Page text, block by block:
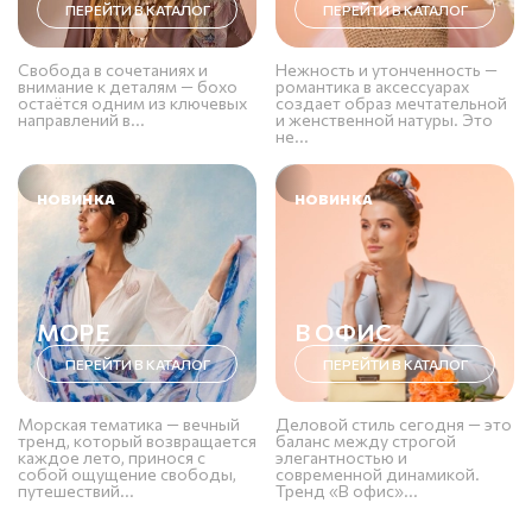
ПЕРЕЙТИ В КАТАЛОГ
Свобода в сочетаниях и
внимание к деталям — бохо
остаётся одним из ключевых
направлений в...
ПЕРЕЙТИ В КАТАЛОГ
Нежность и утонченность —
романтика в аксессуарах
создает образ мечтательной
и женственной натуры. Это
не...
НОВИНКА
МОРЕ
ПЕРЕЙТИ В КАТАЛОГ
Морская тематика — вечный
тренд, который возвращается
каждое лето, принося с
собой ощущение свободы,
путешествий...
НОВИНКА
В ОФИС
ПЕРЕЙТИ В КАТАЛОГ
Деловой стиль сегодня — это
баланс между строгой
элегантностью и
современной динамикой.
Тренд «В офис»...